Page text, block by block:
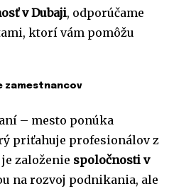
v Dubaji, odporúčame
ktorí vám pomôžu
zamestnancov
– mesto ponúka
priťahuje profesionálov z
založenie spoločnosti v
na rozvoj podnikania, ale